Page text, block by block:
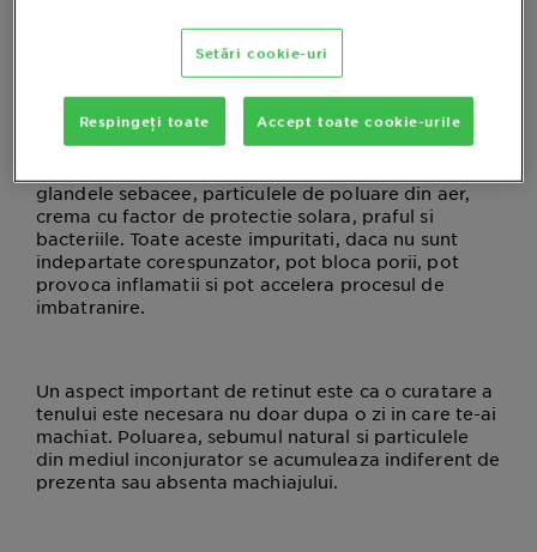
Demachierea elimina o gama larga de compusi care
se acumuleaza pe ten de-a lungul zilei: machiajul, in
glandele sebacee, particulele de poluare din aer,
crema cu factor de protectie solara, praful si
bacteriile. Toate aceste impuritati, daca nu sunt
indepartate corespunzator, pot bloca porii, pot
provoca inflamatii si pot accelera procesul de
imbatranire.
Un aspect important de retinut este ca o curatare a
tenului este necesara nu doar dupa o zi in care te-ai
machiat. Poluarea, sebumul natural si particulele
din mediul inconjurator se acumuleaza indiferent de
prezenta sau absenta machiajului.
Setări cookie-uri
Respingeți toate Accept toate cookie-urile